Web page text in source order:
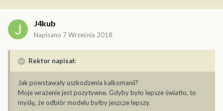
J4kub
Napisano 7 Września 2018
Rektor napisał:
Jak powstawały uszkodzenia kalkomanii?
Moje wrażenie jest pozytywne. Gdyby było lepsze światło, to
myślę, że odbiór modelu byłby jeszcze lepszy.